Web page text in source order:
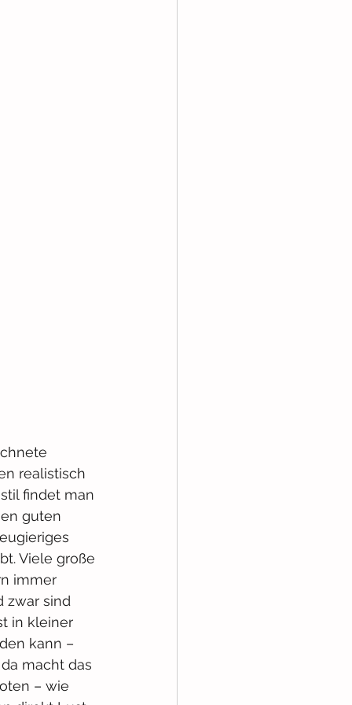
realistisch
findet man
guten
Viele große
immer
zwar sind
in kleiner
kann –
macht das
– wie